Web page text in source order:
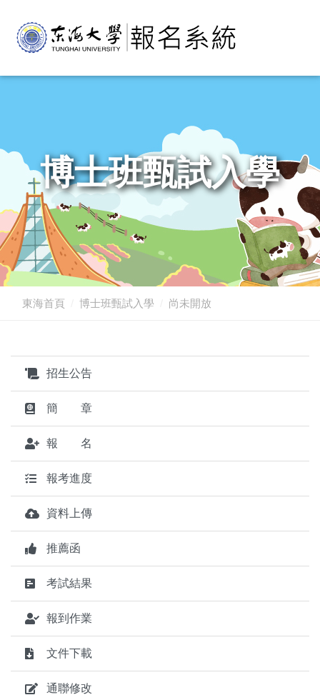
博士班甄試入學
東海首頁 博士班甄試入學 尚未開放
招生公告
簡 章
報 名
報考進度
資料上傳
推薦函
考試結果
報到作業
文件下載
通聯修改